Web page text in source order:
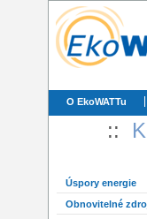
O EkoWATTu
::
Úspory energie
Obnovitelné